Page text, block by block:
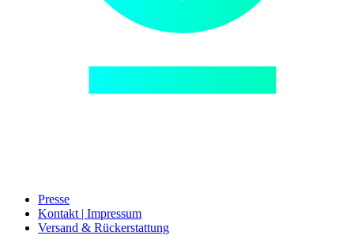
Presse
Kontakt | Impressum
Versand & Rückerstattung